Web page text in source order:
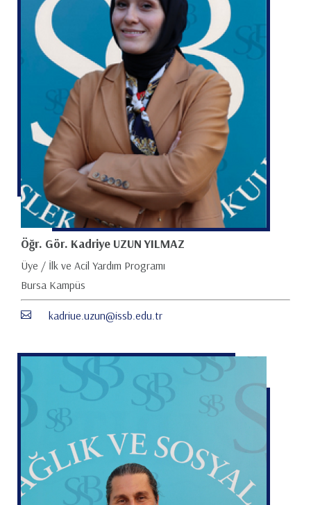
Öğr. Gör. Kadriye UZUN YILMAZ
Üye / İlk ve Acil Yardım Programı
Bursa Kampüs
kadriue.uzun@issb.edu.tr